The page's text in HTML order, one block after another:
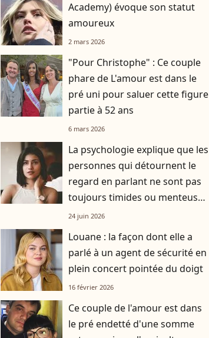
Academy) évoque son statut
amoureux
2 mars 2026
"Pour Christophe" : Ce couple
phare de L'amour est dans le
pré uni pour saluer cette figure
partie à 52 ans
6 mars 2026
La psychologie explique que les
personnes qui détournent le
regard en parlant ne sont pas
toujours timides ou menteuses
: cela peut être une façon de se
24 juin 2026
Louane : la façon dont elle a
parlé à un agent de sécurité en
plein concert pointée du doigt
16 février 2026
Ce couple de l'amour est dans
le pré endetté d'une somme